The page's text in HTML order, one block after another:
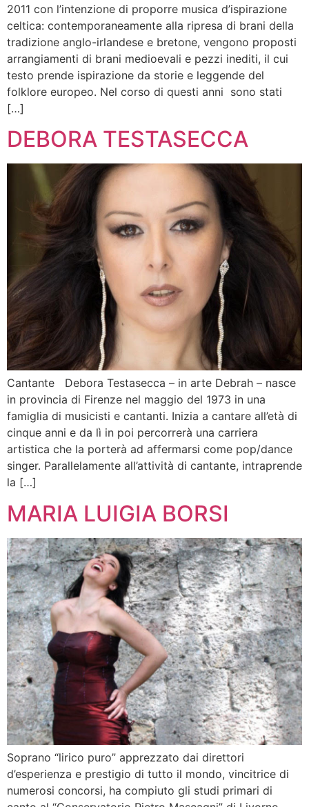
2011 con l’intenzione di proporre musica d’ispirazione
celtica: contemporaneamente alla ripresa di brani della
tradizione anglo-irlandese e bretone, vengono proposti
arrangiamenti di brani medioevali e pezzi inediti, il cui
testo prende ispirazione da storie e leggende del
folklore europeo. Nel corso di questi anni sono stati
[…]
DEBORA TESTASECCA
Cantante Debora Testasecca – in arte Debrah – nasce
in provincia di Firenze nel maggio del 1973 in una
famiglia di musicisti e cantanti. Inizia a cantare all’età di
cinque anni e da lì in poi percorrerà una carriera
artistica che la porterà ad affermarsi come pop/dance
singer. Parallelamente all’attività di cantante, intraprende
la […]
MARIA LUIGIA BORSI
Soprano “lirico puro” apprezzato dai direttori
d’esperienza e prestigio di tutto il mondo, vincitrice di
numerosi concorsi, ha compiuto gli studi primari di